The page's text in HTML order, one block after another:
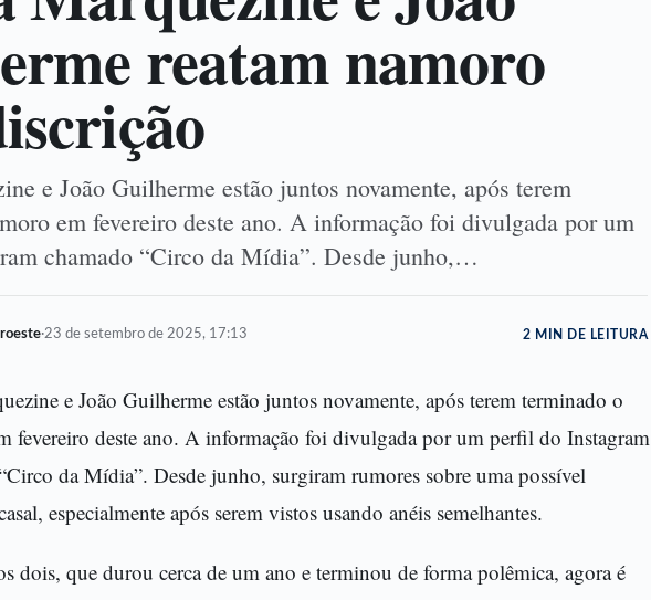
reatam namoro
e João Guilherme estão juntos novamente, após terem
em fevereiro deste ano. A informação foi divulgada por um
chamado “Circo da Mídia”. Desde junho,…
·23 de setembro de 2025, 17:13 2 MIN DE LEITURA
e João Guilherme estão juntos novamente, após terem terminado o
fevereiro deste ano. A informação foi divulgada por um perfil do Instagram
da Mídia”. Desde junho, surgiram rumores sobre uma possível
especialmente após serem vistos usando anéis semelhantes.
dois, que durou cerca de um ano e terminou de forma polêmica, agora é